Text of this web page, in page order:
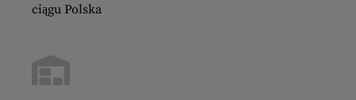
ciągu Polska